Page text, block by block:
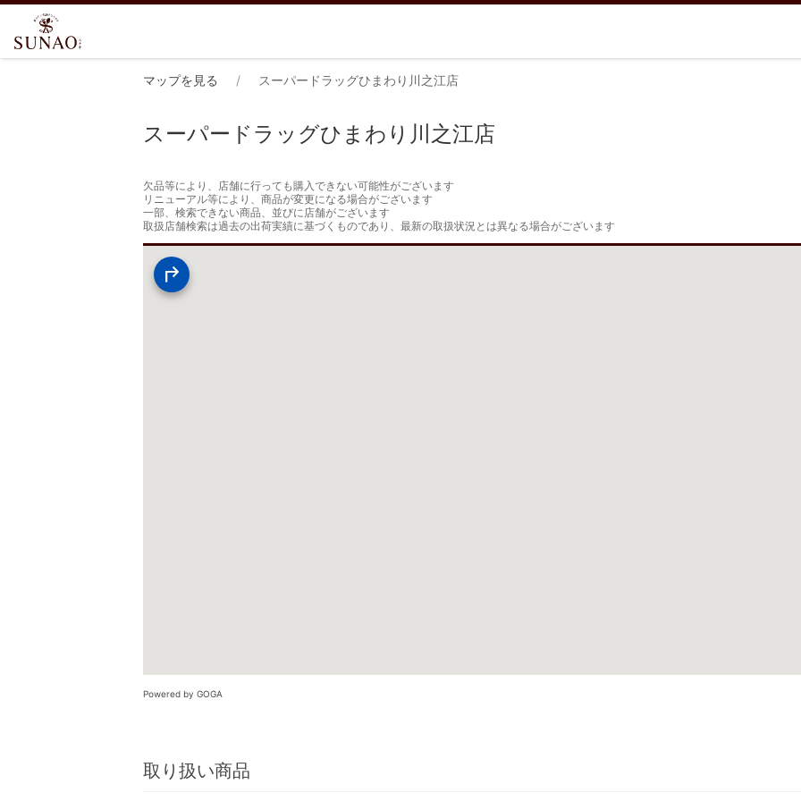
マップを見る スーパードラッグひまわり川之江店
スーパードラッグひまわり川之江店
欠品等により、店舗に行っても購入できない可能性がございます
リニューアル等により、商品が変更になる場合がございます
一部、検索できない商品、並びに店舗がございます
取扱店舗検索は過去の出荷実績に基づくものであり、最新の取扱状況とは異なる場合がございます
Powered by GOGA
取り扱い商品